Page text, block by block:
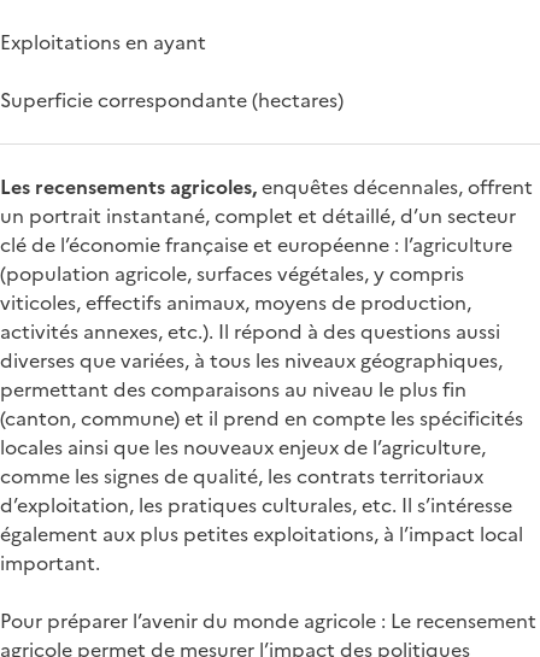
Exploitations en ayant
Superficie correspondante (hectares)
Les recensements agricoles,enquêtes décennales, offrent
un portrait instantané, complet et détaillé, d’un secteur
clé de l’économie française et européenne : l’agriculture
(population agricole, surfaces végétales, y compris
viticoles, effectifs animaux, moyens de production,
activités annexes, etc.). Il répond à des questions aussi
diverses que variées, à tous les niveaux géographiques,
permettant des comparaisons au niveau le plus fin
(canton, commune) et il prend en compte les spécificités
locales ainsi que les nouveaux enjeux de l’agriculture,
comme les signes de qualité, les contrats territoriaux
d’exploitation, les pratiques culturales, etc. Il s’intéresse
également aux plus petites exploitations, à l’impact local
important.
Pour préparer l’avenir du monde agricole : Le recensement
agricole permet de mesurer l’impact des politiques